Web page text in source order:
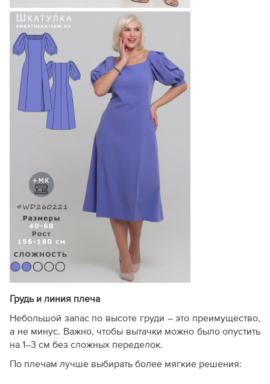
Грудь и линия плеча
Небольшой запас по высоте груди – это преимущество,
а не минус. Важно, чтобы вытачки можно было опустить
на 1–3 см без сложных переделок.
По плечам лучше выбирать более мягкие решения: